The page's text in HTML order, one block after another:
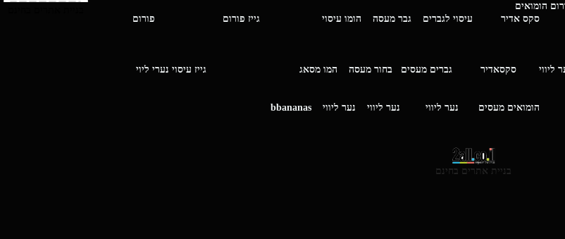
הומואים
סקס אדיר עיסוי לגברים גבר מעסה הומו עיסוי גייז פורום
פורום
ליווי סקסאדיר גברים מעסים בחור מעסה המו מסאג גייז עיסוי נערי ליוי
הומואים מעסים נער ליווי נער ליווי נער ליווי bbananas
בניית אתרים בחינם